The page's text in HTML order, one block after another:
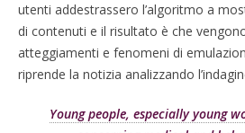
utenti addestrassero l’algoritmo a
di contenuti e il risultato è che
atteggiamenti e fenomeni di
riprende la notizia analizzando
Young people, especially young